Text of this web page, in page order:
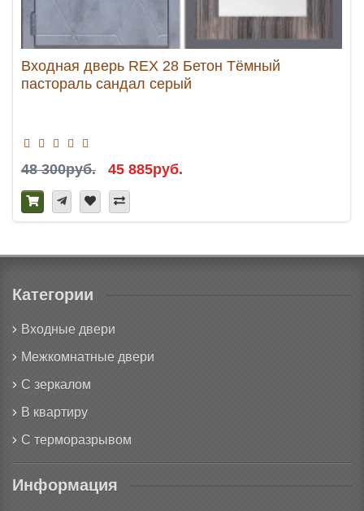
Входная дверь REX 28 Бетон Тёмный
пастораль сандал серый
48 300руб. 45 885руб.
Категории
Входные двери
Межкомнатные двери
С зеркалом
В квартиру
С терморазрывом
Информация